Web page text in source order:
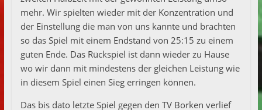
mehr. Wir spielten wieder mit der Konzentration und
der Einstellung die man von uns kannte und brachten
so das Spiel mit einem Endstand von 25:15 zu einem
guten Ende. Das Rückspiel ist dann wieder zu Hause
wo wir dann mit mindestens der gleichen Leistung wie
in diesem Spiel einen Sieg erringen können.
Das bis dato letzte Spiel gegen den TV Borken verlief